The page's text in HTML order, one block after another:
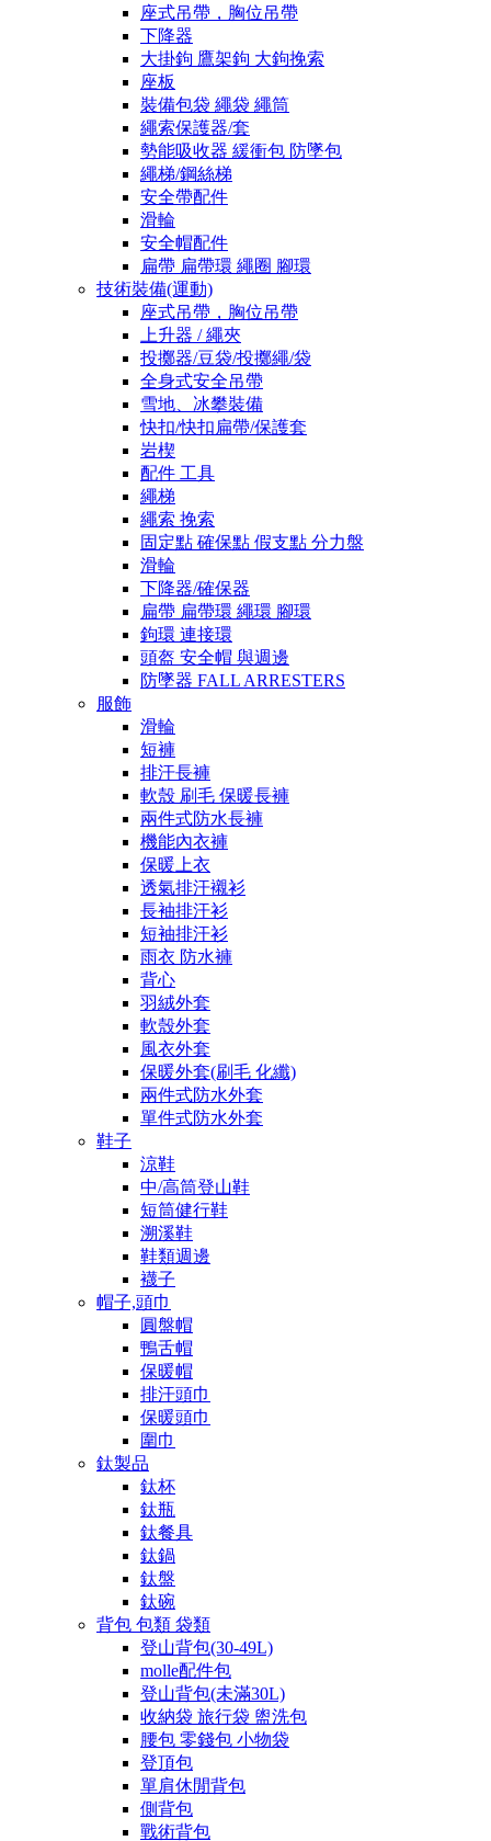
座式吊帶，胸位吊帶
下降器
大掛鉤 鷹架鉤 大鉤挽索
座板
裝備包袋 繩袋 繩筒
繩索保護器/套
勢能吸收器 緩衝包 防墜包
繩梯/鋼絲梯
安全帶配件
滑輪
安全帽配件
扁帶 扁帶環 繩圈 腳環
技術裝備(運動)
座式吊帶，胸位吊帶
上升器 / 繩夾
投擲器/豆袋/投擲繩/袋
全身式安全吊帶
雪地、冰攀裝備
快扣/快扣扁帶/保護套
岩楔
配件 工具
繩梯
繩索 挽索
固定點 確保點 假支點 分力盤
滑輪
下降器/確保器
扁帶 扁帶環 繩環 腳環
鉤環 連接環
頭盔 安全帽 與週邊
防墜器 FALL ARRESTERS
服飾
滑輪
短褲
排汗長褲
軟殼 刷毛 保暖長褲
兩件式防水長褲
機能內衣褲
保暖上衣
透氣排汗襯衫
長袖排汗衫
短袖排汗衫
雨衣 防水褲
背心
羽絨外套
軟殼外套
風衣外套
保暖外套(刷毛 化纖)
兩件式防水外套
單件式防水外套
鞋子
涼鞋
中/高筒登山鞋
短筒健行鞋
溯溪鞋
鞋類週邊
襪子
帽子,頭巾
圓盤帽
鴨舌帽
保暖帽
排汗頭巾
保暖頭巾
圍巾
鈦製品
鈦杯
鈦瓶
鈦餐具
鈦鍋
鈦盤
鈦碗
背包 包類 袋類
登山背包(30-49L)
molle配件包
登山背包(未滿30L)
收納袋 旅行袋 盥洗包
腰包 零錢包 小物袋
登頂包
單肩休閒背包
側背包
戰術背包